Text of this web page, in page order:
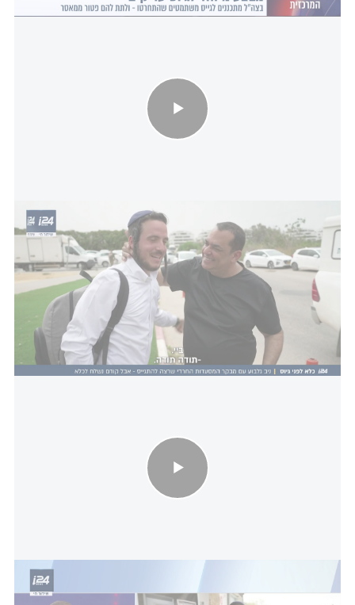
כלא לפני גיוס: ניב גלבוע עם מבקר המסעדות החרדי שרצה להתגייס,
אבל נשלח קודם לכלא
ההרשמה למבצע תתאפשר עד ליום חמישי באמצעות
קישור לטופס הרשמה, שיופיע בהודעת סמס
שתישלח למועמדים הרלוונטיים, או באמצעות המוקדים
הטלפוניים של יחידת מיטב, שיהיו פתוחים לפניות
בנושא.
רצה להתגייס ונשלח לכלא: תגובת צה"ל לגיוסו של המבקר
הכשר